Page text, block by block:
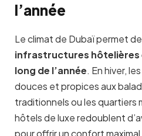
l’année
Le climat de Dubaï permet de
infrastructures hôtelières
long de l’année. En hiver,
douces et propices aux
traditionnels ou les quartiers
hôtels de luxe redoublent
pour offrir un confort maximal